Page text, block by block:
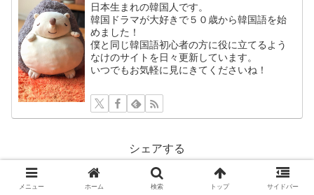
日本生まれの韓国人です。
韓国ドラマが大好きで５０歳から韓国語を始
めました！
僕と同じ韓国語初心者の方に役に立てるよう
なけのサイトを日々更新しています。
いつでもお気軽に見にきてくださいね！
シェアする
Facebook
メニュー ホーム 検索 トップ サイドバー